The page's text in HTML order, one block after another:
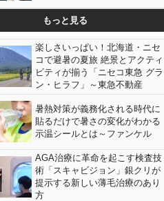
もっと見る
楽しさいっぱい！北海道・ニセ
コで避暑の夏旅 絶景とアクティ
ビティが揃う「ニセコ東急 グラ
ン・ヒラフ」～東急不動産
暑熱対策が義務化される時代に
貼るだけで暑さの変化がわかる
示温シールとは～ファンケル
AGA治療に革命を起こす検査技
術「スキャビジョン」銀クリが
提示する新しい薄毛治療のあり
方